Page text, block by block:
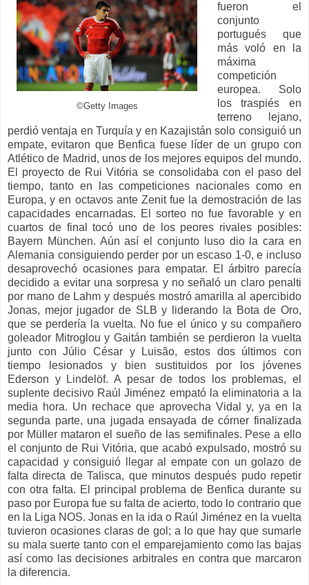
©Getty Images
fueron el
conjunto
portugués que
más voló en la
máxima
competición
europea. Solo
los traspiés en
terreno lejano,
perdió ventaja en Turquía y en Kazajistán solo consiguió un
empate, evitaron que Benfica fuese líder de un grupo con
Atlético de Madrid, unos de los mejores equipos del mundo.
El proyecto de Rui Vitória se consolidaba con el paso del
tiempo, tanto en las competiciones nacionales como en
Europa, y en octavos ante Zenit fue la demostración de las
capacidades encarnadas. El sorteo no fue favorable y en
cuartos de final tocó uno de los peores rivales posibles:
Bayern München. Aún así el conjunto luso dio la cara en
Alemania consiguiendo perder por un escaso 1-0, e incluso
desaprovechó ocasiones para empatar. El árbitro parecía
decidido a evitar una sorpresa y no señaló un claro penalti
por mano de Lahm y después mostró amarilla al apercibido
Jonas, mejor jugador de SLB y liderando la Bota de Oro,
que se perdería la vuelta. No fue el único y su compañero
goleador Mitroglou y Gaitán también se perdieron la vuelta
junto con Júlio César y Luisão, estos dos últimos con
tiempo lesionados y bien sustituidos por los jóvenes
Ederson y Lindelöf. A pesar de todos los problemas, el
suplente decisivo Raúl Jiménez empató la eliminatoria a la
media hora. Un rechace que aprovecha Vidal y, ya en la
segunda parte, una jugada ensayada de córner finalizada
por Müller mataron el sueño de las semifinales. Pese a ello
el conjunto de Rui Vitória, que acabó expulsado, mostró su
capacidad y consiguió llegar al empate con un golazo de
falta directa de Talisca, que minutos después pudo repetir
con otra falta. El principal problema de Benfica durante su
paso por Europa fue su falta de acierto, todo lo contrario que
en la Liga NOS. Jonas en la ida o Raúl Jiménez en la vuelta
tuvieron ocasiones claras de gol; a lo que hay que sumarle
su mala suerte tanto con el emparejamiento como las bajas
así como las decisiones arbitrales en contra que marcaron
la diferencia.